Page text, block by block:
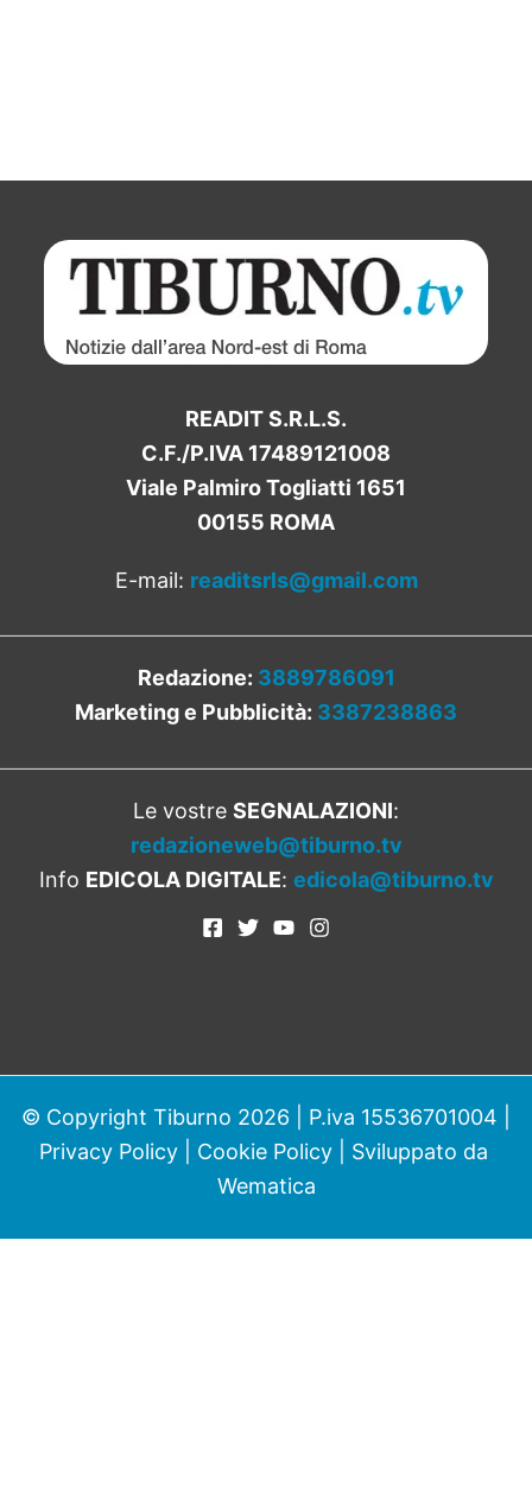
READIT S.R.L.S.
C.F./P.IVA 17489121008
Viale Palmiro Togliatti 1651
00155 ROMA
E-mail: readitsrls@gmail.com
Redazione: 3889786091
Marketing e Pubblicità: 3387238863
Le vostre SEGNALAZIONI:
redazioneweb@tiburno.tv
Info EDICOLA DIGITALE: edicola@tiburno.tv
© Copyright Tiburno 2026 | P.iva 15536701004 |
Privacy Policy| Cookie Policy| Sviluppato da
Wematica